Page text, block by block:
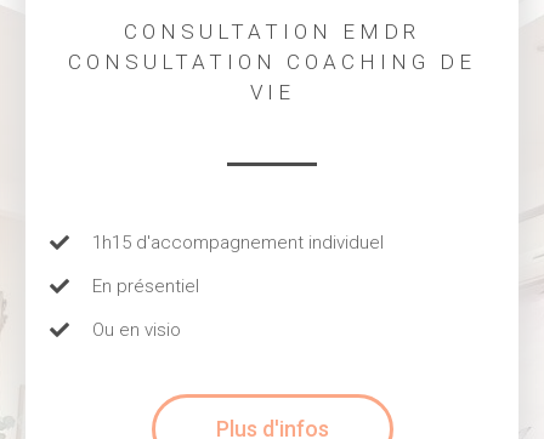
CONSULTATION EMDR
CONSULTATION COACHING DE
VIE
1h15 d'accompagnement individuel
En présentiel
Ou en visio
Plus d'infos